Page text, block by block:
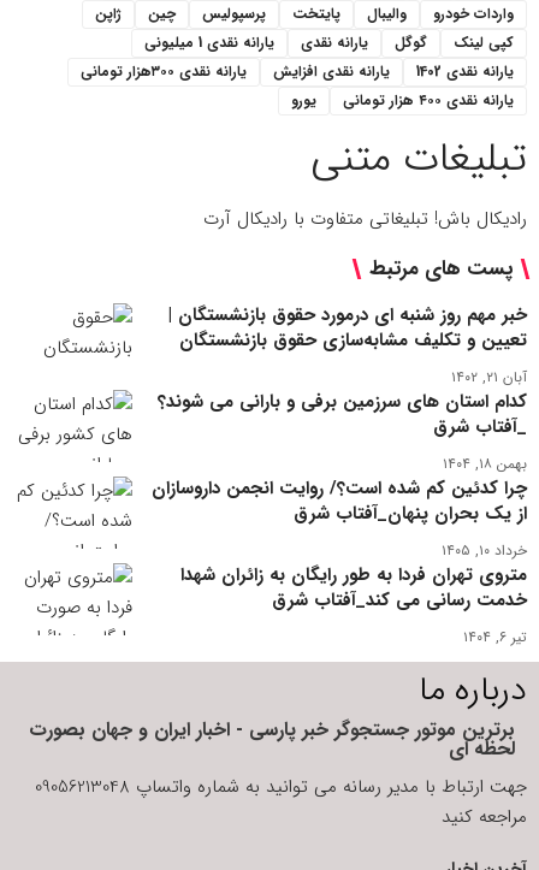
واردات خودرو
والیبال پایتخت پرسپولیس چین
ژاپن
کپی لینک
گوگل یارانه نقدی
یارانه نقدی 1 میلیونی
یارانه نقدی 1402
یارانه نقدی افزایش
یارانه نقدی ۳۰۰هزار تومانی
یارانه نقدی ۴۰۰ هزار تومانی
یورو
تبلیغات متنی
رادیکال باش! تبلیغاتی متفاوت با رادیکال آرت
پست های مرتبط
خبر مهم روز شنبه ای درمورد حقوق بازنشستگان |
تعیین و تکلیف مشابه‌سازی حقوق‌ بازنشستگان
آبان ۲۱, ۱۴۰۲
کدام استان های سرزمین برفی و بارانی می شوند؟
_آفتاب شرق
بهمن ۱۸, ۱۴۰۴
چرا کدئین کم شده است؟/ روایت انجمن داروسازان
از یک بحران پنهان_آفتاب شرق
خرداد ۱۰, ۱۴۰۵
متروی تهران فردا به طور رایگان به زائران شهدا
خدمت رسانی می کند_آفتاب شرق
تیر ۶, ۱۴۰۴
درباره ما
برترین موتور جستجوگر خبر پارسی - اخبار ایران و جهان بصورت
لحظه ای
جهت ارتباط با مدیر رسانه می توانید به شماره واتساپ 09056213048
مراجعه کنید